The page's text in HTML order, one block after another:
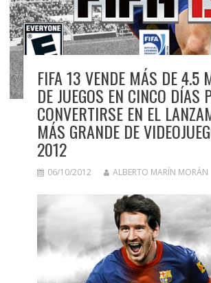
FIFA 13 VENDE MÁS DE 4.5
DE JUEGOS EN CINCO DÍAS
CONVERTIRSE EN EL
MÁS GRANDE DE
2012
06/10/2012 ALBERTO MARÍN MORÁN